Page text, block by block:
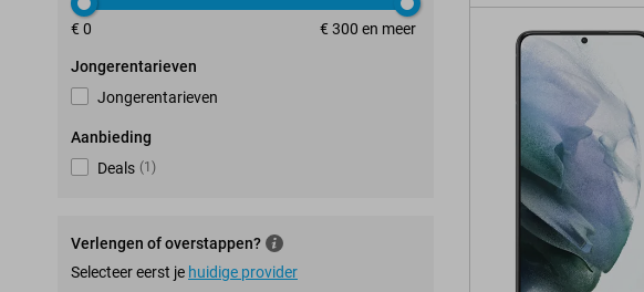
€ 0 € 300 en meer
Jongerentarieven
Jongerentarieven
Aanbieding
Deals (1 )
Verlengen of overstappen?
Selecteer eerst je huidige provider